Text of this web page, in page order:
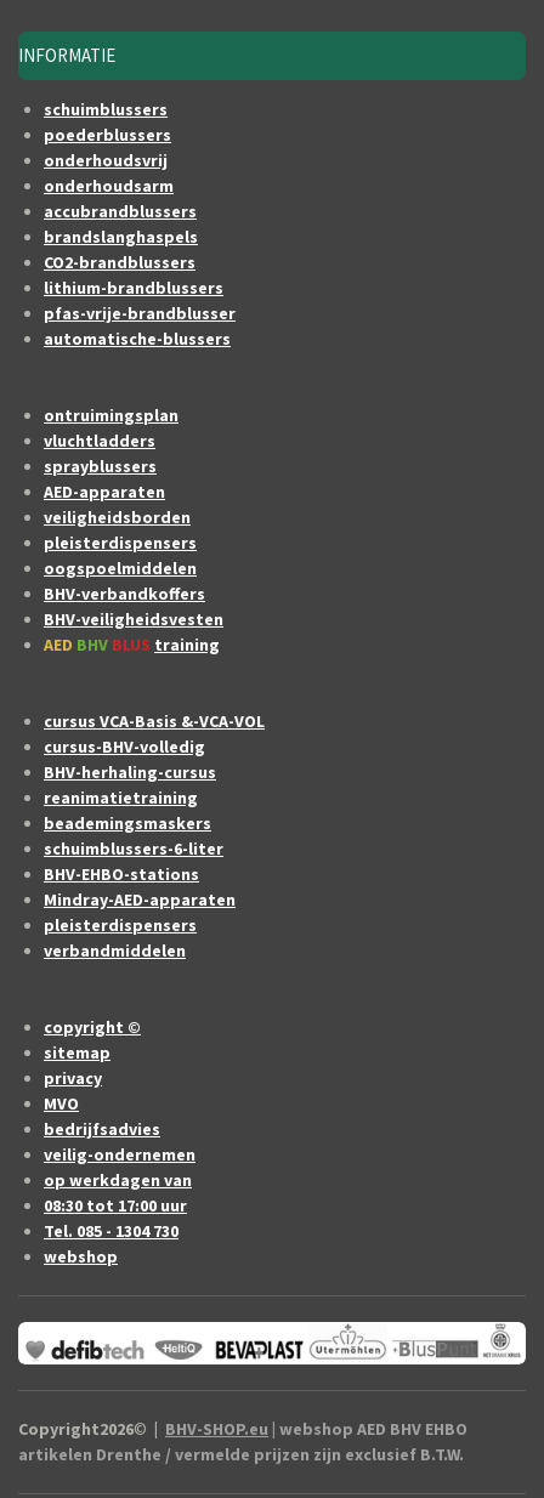
INFORMATIE
schuimblussers
poederblussers
onderhoudsvrij
onderhoudsarm
accubrandblussers
brandslanghaspels
CO2-brandblussers
lithium-brandblussers
pfas-vrije-brandblusser
automatische-blussers
ontruimingsplan
vluchtladders
sprayblussers
AED-apparaten
veiligheidsborden
pleisterdispensers
oogspoelmiddelen
BHV-verbandkoffers
BHV-veiligheidsvesten
AED BHV BLUS training
cursus VCA-Basis &-VCA-VOL
cursus-BHV-volledig
BHV-herhaling-cursus
reanimatietraining
beademingsmaskers
schuimblussers-6-liter
BHV-EHBO-stations
Mindray-AED-apparaten
pleisterdispensers
verbandmiddelen
copyright ©
sitemap
privacy
MVO
bedrijfsadvies
veilig-ondernemen
op werkdagen van
08:30 tot 17:00 uur
Tel. 085 - 1304 730
webshop
Copyright2026© | BHV-SHOP.eu | webshop AED BHV EHBO
artikelen Drenthe / vermelde prijzen zijn exclusief B.T.W.